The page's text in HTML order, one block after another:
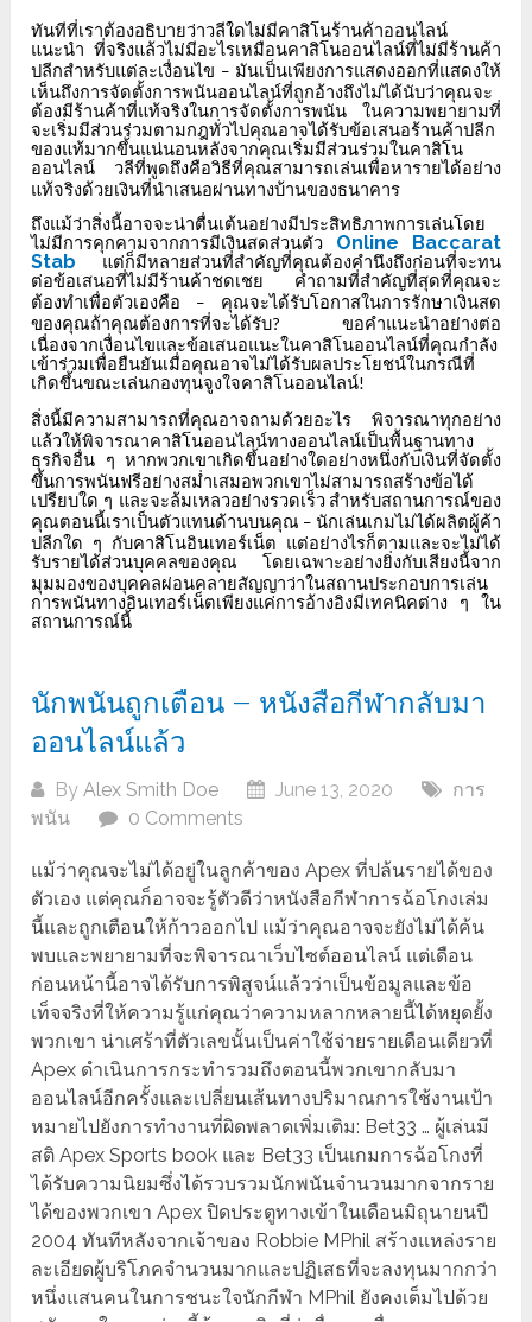
ทันทีที่เราต้องอธิบายว่าวลีใดไม่มีคาสิโนร้านค้าออนไลน์
แนะนำ ที่จริงแล้วไม่มีอะไรเหมือนคาสิโนออนไลน์ที่ไม่มีร้านค้า
ปลีกสำหรับแต่ละเงื่อนไข – มันเป็นเพียงการแสดงออกที่แสดงให้
เห็นถึงการจัดตั้งการพนันออนไลน์ที่ถูกอ้างถึงไม่ได้นับว่าคุณจะ
ต้องมีร้านค้าที่แท้จริงในการจัดตั้งการพนัน
ในความพยายามที่
จะเริ่มมีส่วนร่วมตามกฎทั่วไปคุณอาจได้รับข้อเสนอร้านค้าปลีก
ของแท้มากขึ้นแน่นอนหลังจากคุณเริ่มมีส่วนร่วมในคาสิโน
ออนไลน์
วลีที่พูดถึงคือวิธีที่คุณสามารถเล่นเพื่อหารายได้อย่าง
แท้จริงด้วยเงินที่นำเสนอผ่านทางบ้านของธนาคาร
ถึงแม้ว่าสิ่งนี้อาจจะน่าตื่นเต้นอย่างมีประสิทธิภาพการเล่นโดย
ไม่มีการคุกคามจากการมีเงินสดส่วนตัว
Online Baccarat
Stab
แต่ก็มีหลายส่วนที่สำคัญที่คุณต้องคำนึงถึงก่อนที่จะทน
ต่อข้อเสนอที่ไม่มีร้านค้าชดเชย
คำถามที่สำคัญที่สุดที่คุณจะ
ต้องทำเพื่อตัวเองคือ – คุณจะได้รับโอกาสในการรักษาเงินสด
ของคุณถ้าคุณต้องการที่จะได้รับ? ขอคำแนะนำอย่างต่อ
เนื่องจากเงื่อนไขและข้อเสนอแนะในคาสิโนออนไลน์ที่คุณกำลัง
เข้าร่วมเพื่อยืนยันเมื่อคุณอาจไม่ได้รับผลประโยชน์ในกรณีที่
เกิดขึ้นขณะเล่นกองทุนจูงใจคาสิโนออนไลน์!
สิ่งนี้มีความสามารถที่คุณอาจถามด้วยอะไร
พิจารณาทุกอย่าง
แล้วให้พิจารณาคาสิโนออนไลน์ทางออนไลน์เป็นพื้นฐานทาง
ธุรกิจอื่น
ๆ หากพวกเขาเกิดขึ้นอย่างใดอย่างหนึ่งกับเงินที่จัดตั้ง
ขึ้นการพนันฟรีอย่างสม่ำเสมอพวกเขาไม่สามารถสร้างข้อได้
เปรียบใด ๆ และจะล้มเหลวอย่างรวดเร็ว สำหรับสถานการณ์ของ
คุณตอนนี้เราเป็นตัวแทนด้านบนคุณ – นักเล่นเกมไม่ได้ผลิตผู้ค้า
ปลีกใด
ๆ กับคาสิโนอินเทอร์เน็ต
แต่อย่างไรก็ตามและจะไม่ได้
รับรายได้ส่วนบุคคลของคุณ
โดยเฉพาะอย่างยิ่งกับเสียงนี้จาก
มุมมองของบุคคลผ่อนคลายสัญญาว่าในสถานประกอบการเล่น
การพนันทางอินเทอร์เน็ตเพียงแค่การอ้างอิงมีเทคนิคต่าง
ๆ
ใน
สถานการณ์นี้
นักพนันถูกเตือน – หนังสือกีฬากลับมา
ออนไลน์แล้ว
By Alex Smith Doe June 13, 2020
การ
พนัน
0 Comments
แม้ว่าคุณจะไม่ได้อยู่ในลูกค้าของ Apex ที่ปล้นรายได้ของ
ตัวเอง แต่คุณก็อาจจะรู้ตัวดีว่าหนังสือกีฬาการฉ้อโกงเล่ม
นี้และถูกเตือนให้ก้าวออกไป แม้ว่าคุณอาจจะยังไม่ได้ค้น
พบและพยายามที่จะพิจารณาเว็บไซต์ออนไลน์ แต่เดือน
ก่อนหน้านี้อาจได้รับการพิสูจน์แล้วว่าเป็นข้อมูลและข้อ
เท็จจริงที่ให้ความรู้แก่คุณว่าความหลากหลายนี้ได้หยุดยั้ง
พวกเขา น่าเศร้าที่ตัวเลขนั้นเป็นค่าใช้จ่ายรายเดือนเดียวที่
Apex ดำเนินการกระทำรวมถึงตอนนี้พวกเขากลับมา
ออนไลน์อีกครั้งและเปลี่ยนเส้นทางปริมาณการใช้งานเป้า
หมายไปยังการทำงานที่ผิดพลาดเพิ่มเติม: Bet33 … ผู้เล่นมี
สติ Apex Sports book และ Bet33 เป็นเกมการฉ้อโกงที่
ได้รับความนิยมซึ่งได้รวบรวมนักพนันจำนวนมากจากราย
ได้ของพวกเขา Apex ปิดประตูทางเข้าในเดือนมิถุนายนปี
2004 ทันทีหลังจากเจ้าของ Robbie MPhil สร้างแหล่งราย
ละเอียดผู้บริโภคจำนวนมากและปฏิเสธที่จะลงทุนมากกว่า
หนึ่งแสนคนในการชนะใจนักกีฬา MPhil ยังคงเต็มไปด้วย